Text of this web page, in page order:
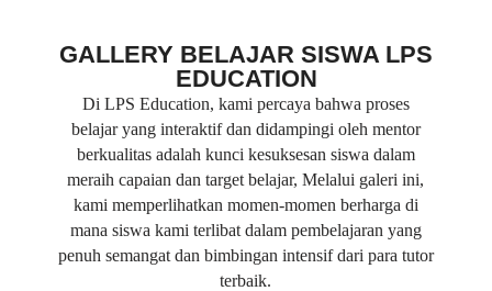
GALLERY BELAJAR SISWA LPS
EDUCATION
Di LPS Education, kami percaya bahwa proses
belajar yang interaktif dan didampingi oleh mentor
berkualitas adalah kunci kesuksesan siswa dalam
meraih capaian dan target belajar, Melalui galeri ini,
kami memperlihatkan momen-momen berharga di
mana siswa kami terlibat dalam pembelajaran yang
penuh semangat dan bimbingan intensif dari para tutor
terbaik.